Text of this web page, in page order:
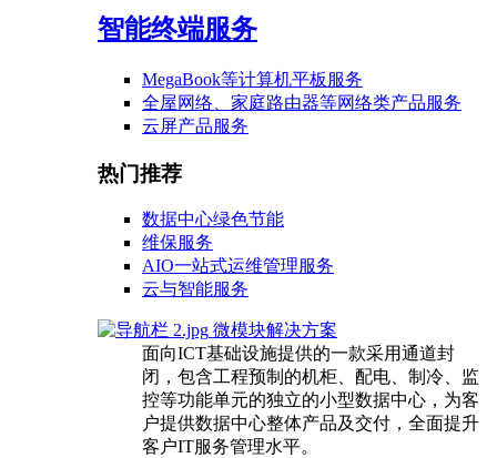
智能终端服务
MegaBook等计算机平板服务
全屋网络、家庭路由器等网络类产品服务
云屏产品服务
热门推荐
数据中心绿色节能
维保服务
AIO一站式运维管理服务
云与智能服务
微模块解决方案
面向ICT基础设施提供的一款采用通道封
闭，包含工程预制的机柜、配电、制冷、监
控等功能单元的独立的小型数据中心，为客
户提供数据中心整体产品及交付，全面提升
客户IT服务管理水平。